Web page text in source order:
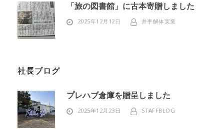
「旅の図書館」に古本寄贈しました
2025年12月12日 井手解体実業
社長ブログ
プレハブ倉庫を贈呈しました
2025年12月23日 STAFFBLOG